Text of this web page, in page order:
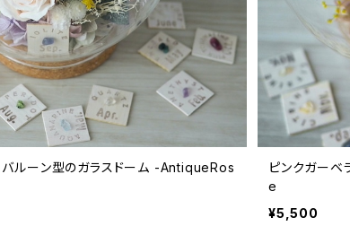
ルーン型のガラスドーム -AntiqueRos
ピンクガーベラ
e
¥5,500